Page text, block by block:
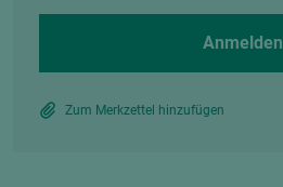
Anmelden
Zum Merkzettel hinzufügen